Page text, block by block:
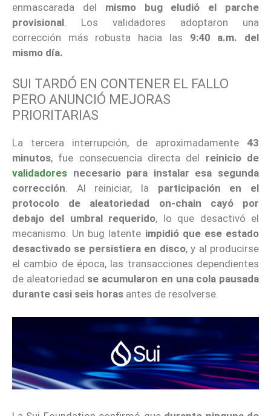
enmascarada del mismo bug eludió el parche
provisional. Los validadores adoptaron una
corrección más robusta hacia las 9:40 a.m. del
mismo día.
SUI TARDÓ EN CONTENER EL FALLO
PERO ANUNCIÓ MEJORAS
PRIORITARIAS
La tercera interrupción, de aproximadamente 43
minutos, fue consecuencia directa del reinicio de
validadores necesario para instalar esa segunda
corrección . Al reiniciar, la participación en el
protocolo de aleatoriedad on-chain cayó por
debajo del umbral requerido, lo que desactivó el
mecanismo. Un bug latente impidió que ese estado
desactivado se persistiera en disco, y al producirse
el cambio de época, las transacciones dependientes
de aleatoriedad se acumularon en una cola pausada
durante casi seis horas antes de resolverse.